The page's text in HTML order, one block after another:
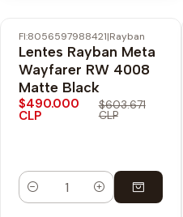
-19% OFF
Envío Gratis
FI:8056597988421|Rayban
Lentes Rayban Meta
Wayfarer RW 4008
Matte Black
$490.000
CLP
$603.671
CLP
Cantidad